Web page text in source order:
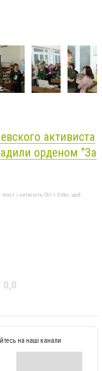
активиста
орденом "За
і натисніть Ctrl + Enter, щоб
0,0
на наші канали